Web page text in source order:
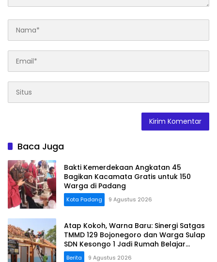
Baca Juga
Bakti Kemerdekaan Angkatan 45
Bagikan Kacamata Gratis untuk 150
Warga di Padang
Kota Padang 9 Agustus 2026
Atap Kokoh, Warna Baru: Sinergi Satgas
TMMD 129 Bojonegoro dan Warga Sulap
SDN Kesongo 1 Jadi Rumah Belajar
Nyaman
Berita 9 Agustus 2026